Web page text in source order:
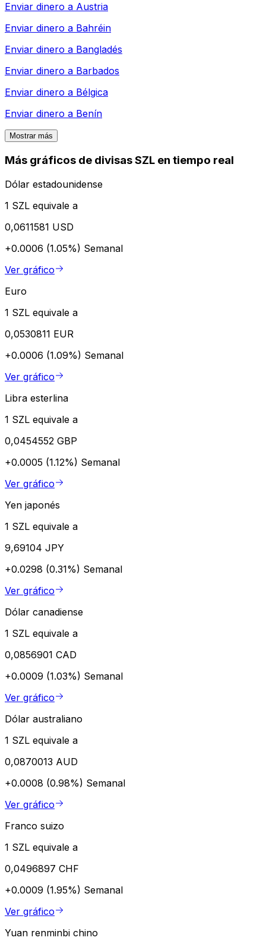
Enviar dinero a Austria
Enviar dinero a Bahréin
Enviar dinero a Bangladés
Enviar dinero a Barbados
Enviar dinero a Bélgica
Enviar dinero a Benín
Mostrar más
Más gráficos de divisas SZL en tiempo real
Dólar estadounidense
1 SZL equivale a
0,0611581 USD
+0.0006 (1.05%) Semanal
Ver gráfico
Euro
1 SZL equivale a
0,0530811 EUR
+0.0006 (1.09%) Semanal
Ver gráfico
Libra esterlina
1 SZL equivale a
0,0454552 GBP
+0.0005 (1.12%) Semanal
Ver gráfico
Yen japonés
1 SZL equivale a
9,69104 JPY
+0.0298 (0.31%) Semanal
Ver gráfico
Dólar canadiense
1 SZL equivale a
0,0856901 CAD
+0.0009 (1.03%) Semanal
Ver gráfico
Dólar australiano
1 SZL equivale a
0,0870013 AUD
+0.0008 (0.98%) Semanal
Ver gráfico
Franco suizo
1 SZL equivale a
0,0496897 CHF
+0.0009 (1.95%) Semanal
Ver gráfico
Yuan renminbi chino